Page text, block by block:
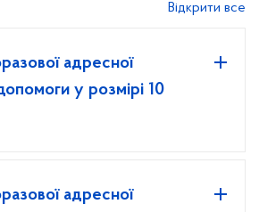
Відкрити все
адресної
у розмірі 10
адресної